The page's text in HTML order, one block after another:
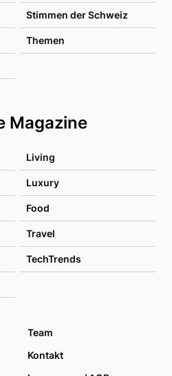
Stimmen der Schweiz
Themen
Magazine
Living
Luxury
Food
Travel
TechTrends
Team
Kontakt